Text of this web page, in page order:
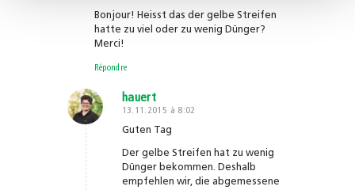
Bonjour! Heisst das der gelbe Streifen
hatte zu viel oder zu wenig Dünger?
Merci!
Répondre
hauert
dit
13.11.2015 à 8:02
Guten Tag
Der gelbe Streifen hat zu wenig
Dünger bekommen. Deshalb
empfehlen wir, die abgemessene